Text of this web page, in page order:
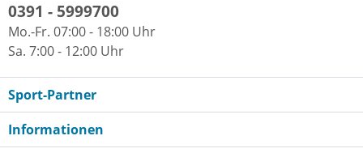
0391 - 5999700
Mo.-Fr. 07:00 - 18:00 Uhr
Sa. 7:00 - 12:00 Uhr
Sport-Partner
Informationen